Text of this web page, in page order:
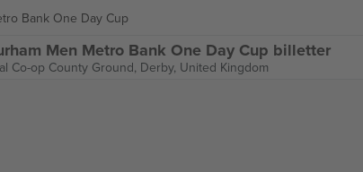
Bank One Day Cup
Men Metro Bank One Day Cup billetter
Co-op County Ground, Derby, United Kingdom